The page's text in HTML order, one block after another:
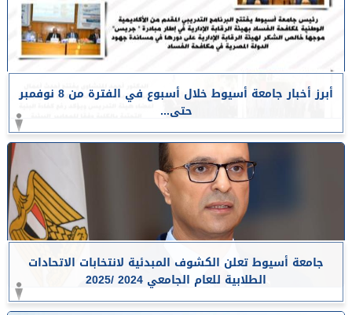
أبرز أخبار جامعة أسيوط خلال أسبوع في الفترة من 8 نوفمبر
حتى...
جامعة أسيوط تعلن الكشوف المبدئية لانتخابات الاتحادات
الطلابية للعام الجامعي 2024 /2025